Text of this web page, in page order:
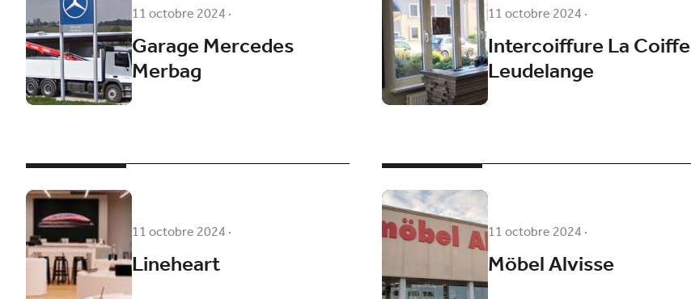
11 octobre 2024·
Garage Mercedes
Merbag
11 octobre 2024·
Intercoiffure La Coiffe
Leudelange
11 octobre 2024·
Lineheart
11 octobre 2024·
Möbel Alvisse